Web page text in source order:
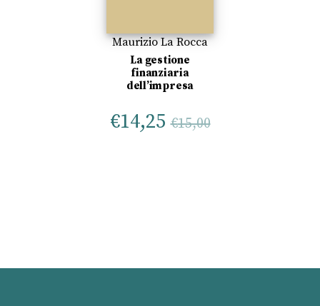
Maurizio La Rocca
La gestione
finanziaria
dell’impresa
€14,25 €15,00